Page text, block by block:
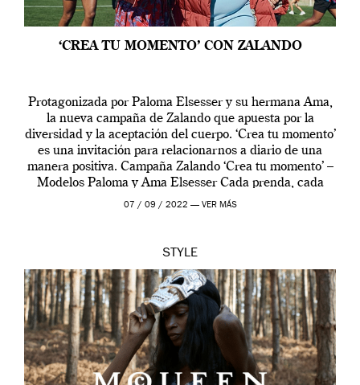
‘CREA TU MOMENTO’ CON ZALANDO
Protagonizada por Paloma Elsesser y su hermana Ama,
la nueva campaña de Zalando que apuesta por la
diversidad y la aceptación del cuerpo. ‘Crea tu momento’
es una invitación para relacionarnos a diario de una
manera positiva. Campaña Zalando ‘Crea tu momento’ –
Modelos Paloma y Ama Elsesser Cada prenda, cada
outfit, cada momento, caracteriza […]
07 / 09 / 2022 — VER MÁS
STYLE